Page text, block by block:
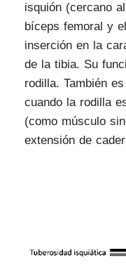
isquión (cercano
bíceps femoral y
inserción en la
de la tibia. Su
rodilla. También
cuando la rodilla
(como músculo
extensión de